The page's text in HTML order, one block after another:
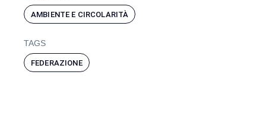
AMBIENTE E CIRCOLARITÀ
TAGS
FEDERAZIONE